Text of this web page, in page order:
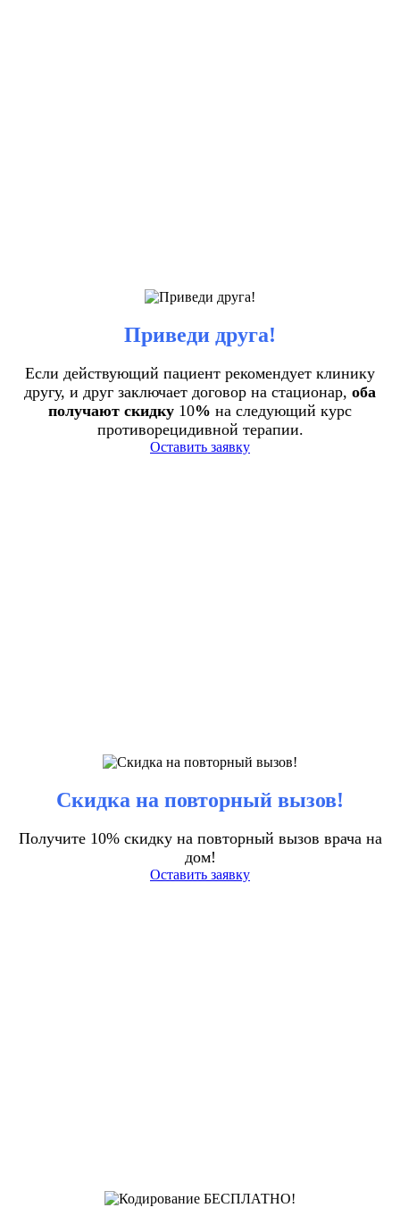
Приведи друга!
Если действующий пациент рекомендует клинику
другу, и друг заключает договор на стационар, оба
получают скидку 10% на следующий курс
противорецидивной терапии.
Оставить заявку
Скидка на повторный вызов!
Получите 10% скидку на повторный вызов врача на
дом!
Оставить заявку